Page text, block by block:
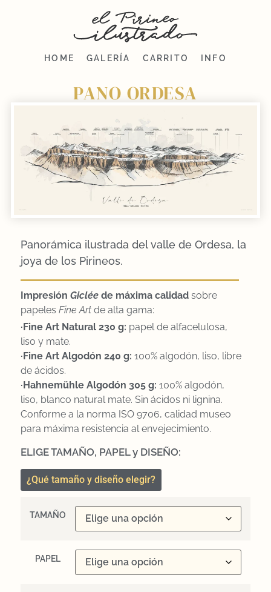
HOME GALERÍA CARRITO INFO
PANO ORDESA
Panorámica ilustrada del valle de Ordesa, la
joya de los Pirineos.
Impresión Gicléede máxima calidadsobre
papeles Fine Artde alta gama:
·Fine Art Natural 230 g: papel de alfacelulosa,
liso y mate.
·Fine Art Algodón 240 g: 100% algodón, liso, libre
de ácidos.
·Hahnemühle Algodón 305 g: 100% algodón,
liso, blanco natural mate. Sin ácidos ni lignina.
Conforme a la norma ISO 9706, calidad museo
para máxima resistencia al envejecimiento.
ELIGE TAMAÑO, PAPEL y DISEÑO:
¿Qué tamaño y diseño elegir?
TAMAÑO
PAPEL